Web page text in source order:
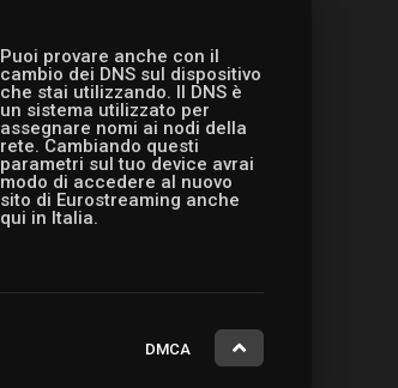
Puoi provare anche con il
cambio dei DNS sul dispositivo
che stai utilizzando. Il DNS è
un sistema utilizzato per
assegnare nomi ai nodi della
rete. Cambiando questi
parametri sul tuo device avrai
modo di accedere al nuovo
sito di Eurostreaming anche
qui in Italia.
DMCA